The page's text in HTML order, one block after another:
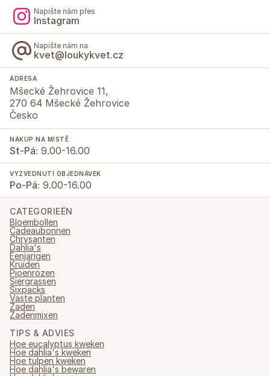
Napište nám přes
Instagram
Napište nám na
kvet@loukykvet.cz
ADRESA
Mšecké Žehrovice 11,
270 64 Mšecké Žehrovice
Česko
NÁKUP NA MÍSTĚ
St-Pá: 9.00-16.00
VYZVEDNUTÍ OBJEDNÁVEK
Po-Pá: 9.00-16.00
CATEGORIEËN
Bloembollen
Cadeaubonnen
Chrysanten
Dahlia's
Eenjarigen
Kruiden
Pioenrozen
Siergrassen
Sixpacks
Vaste planten
Zaden
Zadenmixen
TIPS & ADVIES
Hoe eucalyptus kweken
Hoe dahlia's kweken
Hoe tulpen kweken
Hoe dahlia's bewaren